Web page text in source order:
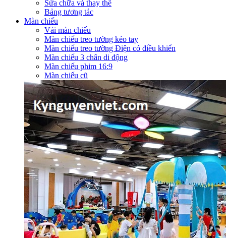
Sửa chữa và thay thế
Bảng tương tác
Màn chiếu
Vải màn chiếu
Màn chiếu treo tường kéo tay
Màn chiếu treo tường Điện có điều khiển
Màn chiếu 3 chân di động
Màn chiếu phim 16:9
Màn chiếu cũ